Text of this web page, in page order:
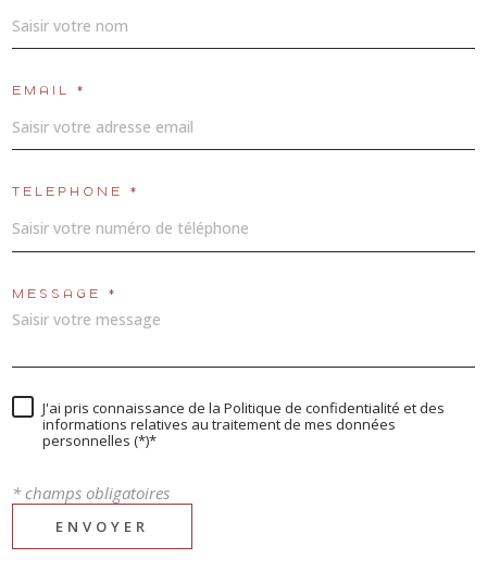
EMAIL *
TÉLÉPHONE *
MESSAGE *
J'ai pris connaissance de la Politique de confidentialité et des
informations relatives au traitement de mes données
personnelles (*)*
* champs obligatoires
ENVOYER